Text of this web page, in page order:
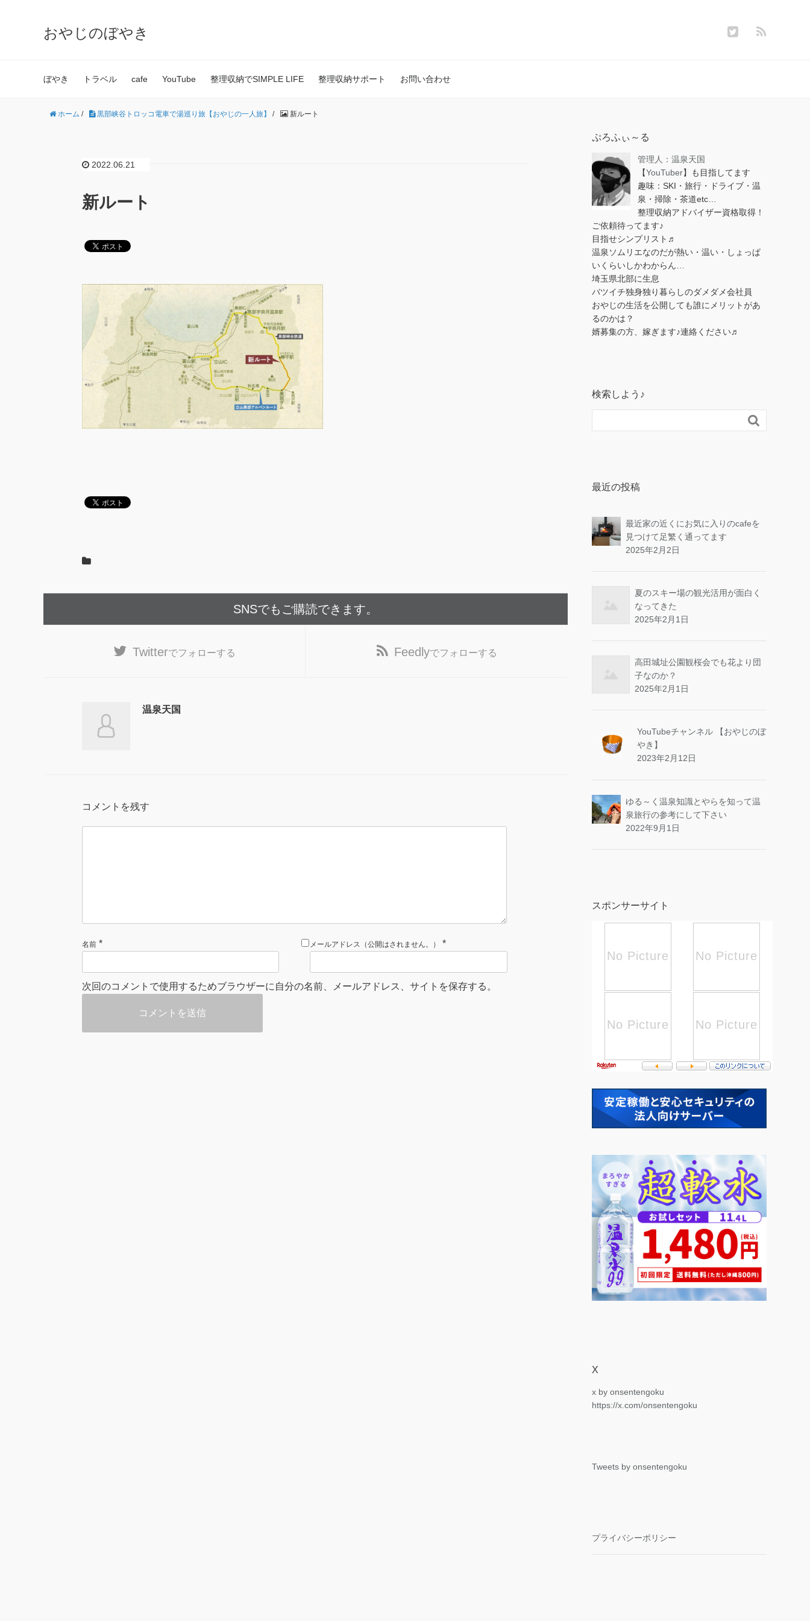
おやじのぼやき
ぼやき トラベル cafe YouTube 整理収納でSIMPLE LIFE 整理収納サポート お問い合わせ
ホーム / 黒部峡谷トロッコ電車で湯巡り旅【おやじの一人旅】 / 新ルート
2022.06.21
新ルート
SNSでもご購読できます。
Twitterでフォローする Feedlyでフォローする
温泉天国
コメントを残す
名前 * メールアドレス（公開はされません。） *
次回のコメントで使用するためブラウザーに自分の名前、メールアドレス、サイトを保存する。
ぷろふぃ～る
管理人：温泉天国
【YouTuber】も目指してます
趣味：SKI・旅行・ドライブ・温
泉・掃除・茶道etc…
整理収納アドバイザー資格取得！
ご依頼待ってます♪
目指せシンプリスト♬
温泉ソムリエなのだが熱い・温い・しょっぱ
いくらいしかわからん…
埼玉県北部に生息
バツイチ独身独り暮らしのダメダメ会社員
おやじの生活を公開しても誰にメリットがあ
るのかは？
婿募集の方、嫁ぎます♪連絡ください♬
検索しよう♪

最近の投稿
最近家の近くにお気に入りのcafeを
見つけて足繁く通ってます
2025年2月2日
夏のスキー場の観光活用が面白く
なってきた
2025年2月1日
高田城址公園観桜会でも花より団
子なのか？
2025年2月1日
YouTubeチャンネル 【おやじのぼ
やき】
2023年2月12日
ゆる～く温泉知識とやらを知って温
泉旅行の参考にして下さい
2022年9月1日
スポンサーサイト
X
x by onsentengoku
https://x.com/onsentengoku
Tweets by onsentengoku
プライバシーポリシー